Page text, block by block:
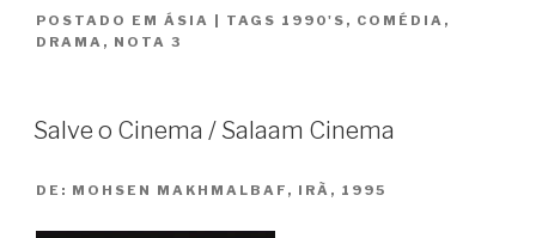
Shall
POSTADO EM ÁSIA TAGS 1990'S , COMÉDIA ,
DRAMA , NOTA 3
Salve o Cinema / Salaam Cinema
DE: MOHSEN MAKHMALBAF, IRÃ, 1995